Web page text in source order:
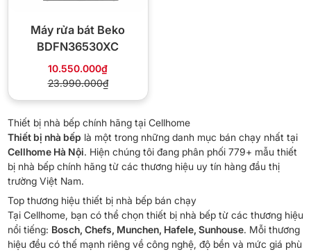
Máy rửa bát Beko
BDFN36530XC
10.550.000₫
23.990.000₫
Thiết bị nhà bếp chính hãng tại Cellhome
Thiết bị nhà bếp là một trong những danh mục bán chạy nhất tại
Cellhome Hà Nội. Hiện chúng tôi đang phân phối 779+ mẫu thiết
bị nhà bếp chính hãng từ các thương hiệu uy tín hàng đầu thị
trường Việt Nam.
Top thương hiệu thiết bị nhà bếp bán chạy
Tại Cellhome, bạn có thể chọn thiết bị nhà bếp từ các thương hiệu
nổi tiếng: Bosch, Chefs, Munchen, Hafele, Sunhouse. Mỗi thương
hiệu đều có thế mạnh riêng về công nghệ, độ bền và mức giá phù